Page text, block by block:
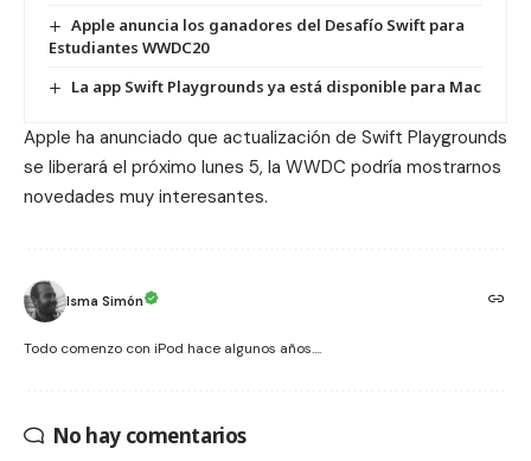
Apple anuncia los ganadores del Desafío Swift para
Estudiantes WWDC20
La app Swift Playgrounds ya está disponible para Mac
Apple ha anunciado que actualización de Swift Playgrounds
se liberará el próximo lunes 5, la WWDC podría mostrarnos
novedades muy interesantes.
Isma Simón
Todo comenzo con iPod hace algunos años....
No hay comentarios